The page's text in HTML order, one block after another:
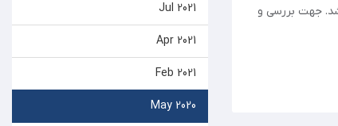
Jul 2021
Apr 2021
Feb 2021
May 2020
جهت بررسی و